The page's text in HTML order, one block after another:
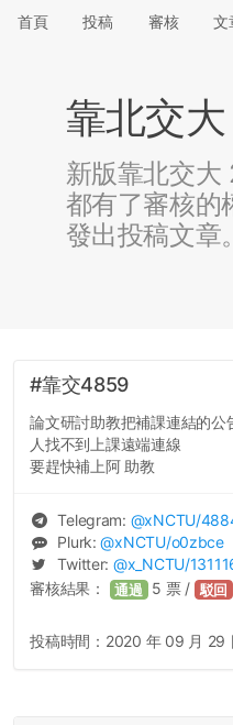
首頁 投稿 審核 文
靠北交
新版靠北交大
都有了審核的
發出投稿文章。
#靠交4859
論文研討助教把補課連結的公
人找不到上課遠端連線
要趕快補上阿 助教
Telegram: @xNCTU/
Plurk:@xNCTU/o0zbce
Twitter: @x_NCTU/
審核結果： 通過 5 票 / 駁回
投稿時間： 2020 年 09 月 29